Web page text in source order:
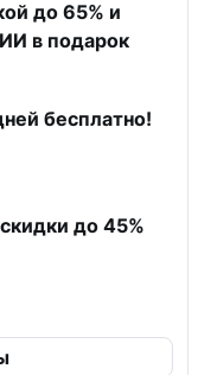
до 65% и
в подарок
бесплатно!
до 45%